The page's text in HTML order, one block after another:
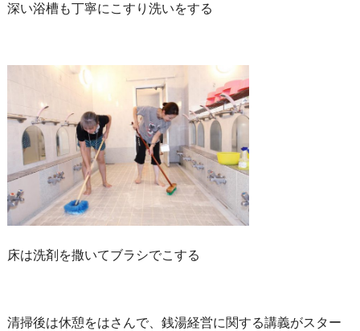
深い浴槽も丁寧にこすり洗いをする
床は洗剤を撒いてブラシでこする
清掃後は休憩をはさんで、銭湯経営に関する講義がスター